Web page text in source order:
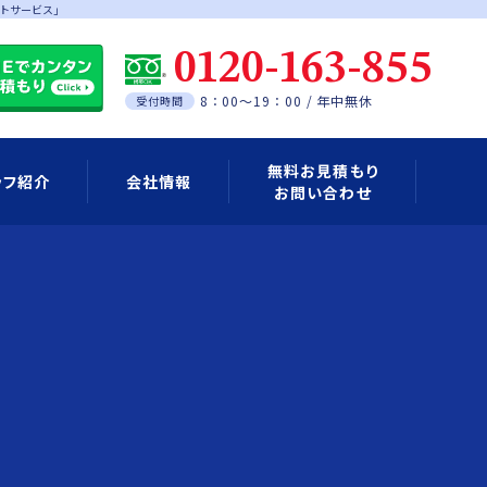
サービス」
0120-163-855
受付時間 8：00～19：00 / 年中無休
紹介 会社情報
無料お見積もり
お問い合わせ